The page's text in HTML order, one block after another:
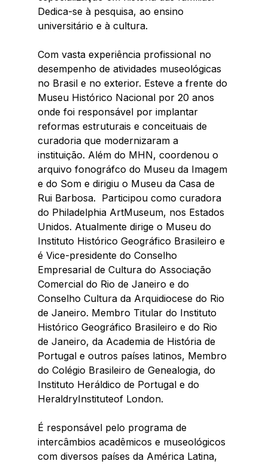
Dedica-se à pesquisa, ao ensino
universitário e à cultura.
Com vasta experiência profissional no
desempenho de atividades museológicas
no Brasil e no exterior. Esteve a frente do
Museu Histórico Nacional por 20 anos
onde foi responsável por implantar
reformas estruturais e conceituais de
curadoria que modernizaram a
instituição. Além do MHN, coordenou o
arquivo fonográfco do Museu da Imagem
e do Som e dirigiu o Museu da Casa de
Rui Barbosa.  Participou como curadora
do Philadelphia ArtMuseum, nos Estados
Unidos. Atualmente dirige o Museu do
Instituto Histórico Geográfico Brasileiro e
é Vice-presidente do Conselho
Empresarial de Cultura do Associação
Comercial do Rio de Janeiro e do
Conselho Cultura da Arquidiocese do Rio
de Janeiro. Membro Titular do Instituto
Histórico Geográfico Brasileiro e do Rio
de Janeiro, da Academia de História de
Portugal e outros países latinos, Membro
do Colégio Brasileiro de Genealogia, do
Instituto Heráldico de Portugal e do
HeraldryInstituteof London.
É responsável pelo programa de
intercâmbios acadêmicos e museológicos
com diversos países da América Latina,